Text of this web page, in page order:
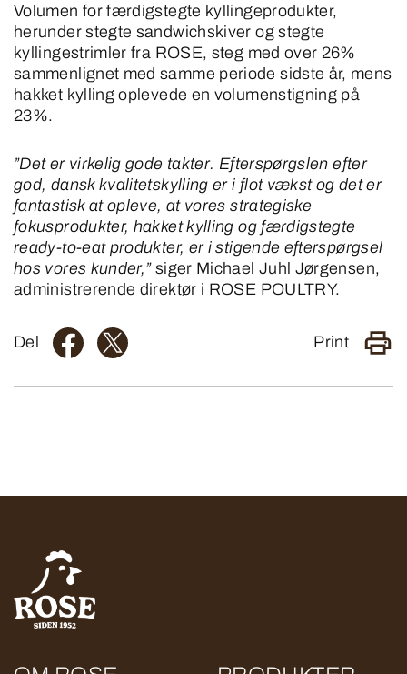
Volumen for færdigstegte kyllingeprodukter,
herunder stegte sandwichskiver og stegte
kyllingestrimler fra ROSE, steg med over 26%
sammenlignet med samme periode sidste år, mens
hakket kylling oplevede en volumenstigning på
23%.
”Det er virkelig gode takter. Efterspørgslen efter
god, dansk kvalitetskylling er i flot vækst og det er
fantastisk at opleve, at vores strategiske
fokusprodukter, hakket kylling og færdigstegte
ready-to-eat produkter, er i stigende efterspørgsel
hos vores kunder,”siger Michael Juhl Jørgensen,
administrerende direktør i ROSE POULTRY.
Del Print